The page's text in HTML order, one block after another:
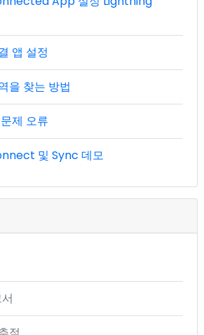
앱 설정
을 찾는 방법
제 오류
및 Sync 데모